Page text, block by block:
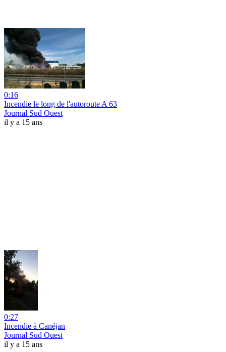
0:16
Incendie le long de l'autoroute A 63
Journal Sud Ouest
il y a 15 ans
0:27
Incendie à Canéjan
Journal Sud Ouest
il y a 15 ans